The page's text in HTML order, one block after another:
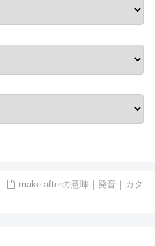
make afterの意味｜発音｜カタ